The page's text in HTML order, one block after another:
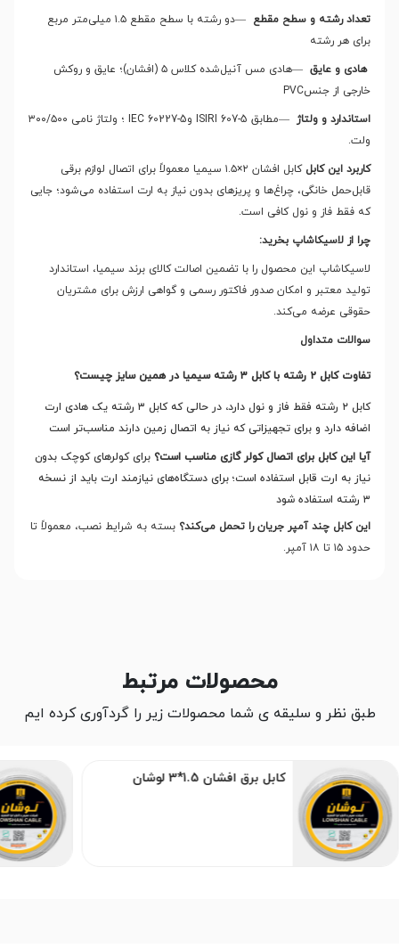
تعداد رشته و سطح مقطع —
دو رشته با سطح مقطع ۱.۵ میلی‌متر مربع
برای هر رشته
هادی و عایق —
هادی مس آنیل‌شده کلاس ۵ (افشان)؛ عایق و روکش
خارجی از جنسPVC
استاندارد و ولتاژ —مطابق ISIRI 607-5 وIEC 60227-5
؛ ولتاژ نامی ۳۰۰/۵۰۰
ولت.
کاربرد این کابل
کابل افشان ۲×۱.۵ سیمیا معمولاً برای اتصال لوازم برقی
قابل‌حمل خانگی، چراغ‌ها و پریزهای بدون نیاز به ارت استفاده می‌شود؛ جایی
که فقط فاز و نول کافی است.
چرا از لاسیکاشاپ بخرید:
لاسیکاشاپ این محصول را با تضمین اصالت کالای برند سیمیا، استاندارد
تولید معتبر و امکان صدور فاکتور رسمی و گواهی ارزش برای مشتریان
حقوقی عرضه می‌کند.
سوالات متداول
تفاوت کابل ۲ رشته با کابل ۳ رشته سیمیا در همین سایز چیست؟
کابل ۲ رشته فقط فاز و نول دارد، در حالی که کابل ۳ رشته یک هادی ارت
اضافه دارد و برای تجهیزاتی که نیاز به اتصال زمین دارند مناسب‌تر است
آیا این کابل برای اتصال کولر گازی مناسب است؟ برای کولرهای کوچک بدون
نیاز به ارت قابل استفاده است؛ برای دستگاه‌های نیازمند ارت باید از نسخه
۳ رشته استفاده شود
این کابل چند آمپر جریان را تحمل می‌کند؟ بسته به شرایط نصب، معمولاً تا
حدود ۱۵ تا ۱۸ آمپر
.
محصولات مرتبط
طبق نظر و سلیقه ی شما محصولات زیر را گردآوری کرده ایم
کابل برق افشان 1.5*3 لوشان